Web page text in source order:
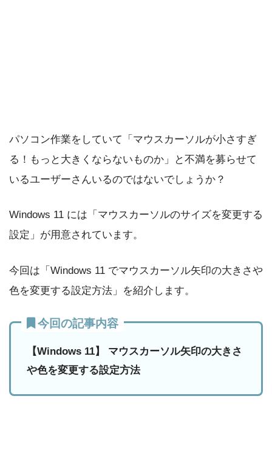
パソコン作業をしていて「マウスカーソルが小さすぎ
る！もっと大きくならないものか」と不満を募らせて
いるユーザーさんいるのではないでしょうか？
Windows 11 には「マウスカーソルのサイズを変更する
設定」が用意されています。
今回は「Windows 11 でマウスカーソル矢印の大きさや
色を変更する設定方法」を紹介します。
今回の記事内容
【Windows 11】 マウスカーソル矢印の大きさ
や色を変更する設定方法